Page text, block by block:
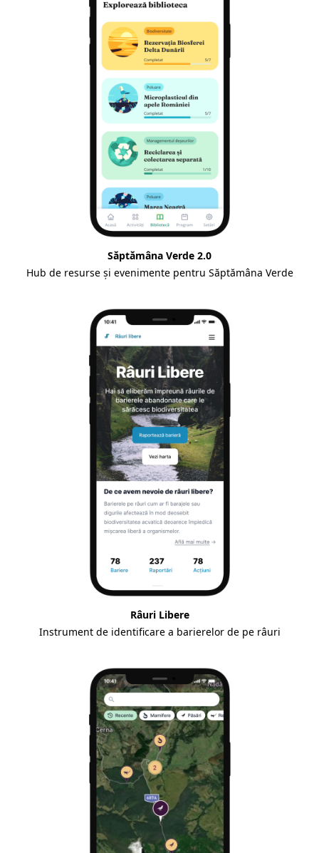
Săptămâna Verde 2.0
Hub de resurse și evenimente pentru Săptămâna Verde
Râuri Libere
Instrument de identificare a barierelor de pe râuri